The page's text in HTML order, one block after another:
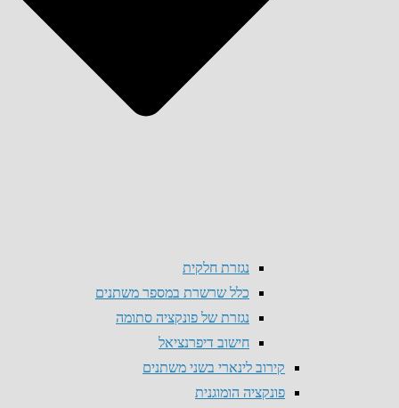
נגזרת חלקית
כלל שרשרת במספר משתנים
נגזרת של פונקציה סתומה
חישוב דיפרנציאל
קירוב לינארי בשני משתנים
פונקציה הומוגנית